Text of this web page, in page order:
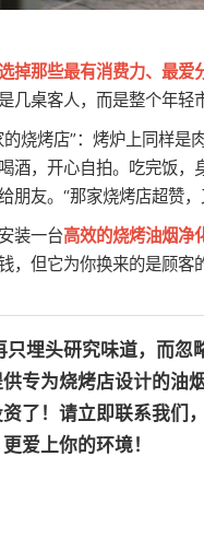
掉那些最有消费力、最爱
几桌客人，而是整个年轻
烧烤店”：烤炉上同样
酒，开心自拍。吃完饭
朋友。“那家烧烤店超赞
装一台高效的烧烤油烟净
，但它为你换来的是顾客
只埋头研究味道，而忽
专为烧烤店设计的油
了！请立即联系我们
爱上你的环境！